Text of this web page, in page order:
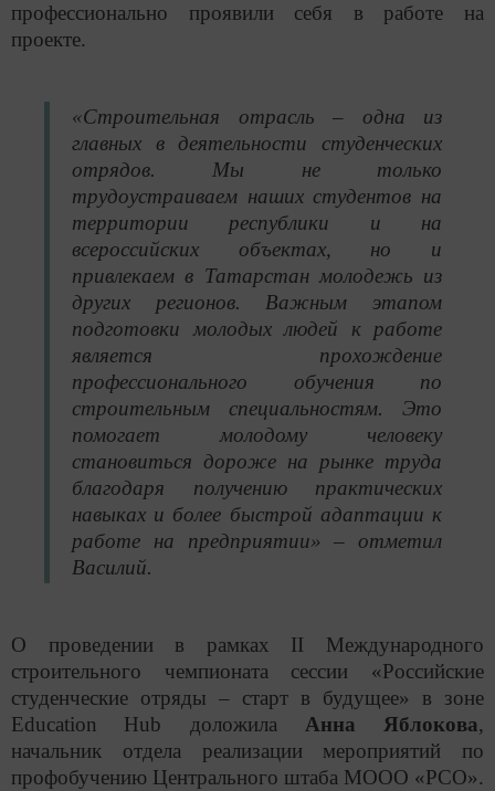
профессионально проявили себя в работе на
проекте.
«Строительная отрасль – одна из
главных в деятельности студенческих
отрядов. Мы не только
трудоустраиваем наших студентов на
территории республики и на
всероссийских объектах, но и
привлекаем в Татарстан молодежь из
других регионов. Важным этапом
подготовки молодых людей к работе
является прохождение
профессионального обучения по
строительным специальностям. Это
помогает молодому человеку
становиться дороже на рынке труда
благодаря получению практических
навыках и более быстрой адаптации к
работе на предприятии» – отметил
Василий.
О проведении в рамках II Международного
строительного чемпионата сессии «Российские
студенческие отряды – старт в будущее» в зоне
Education
Hub доложила Анна Яблокова,
начальник отдела реализации мероприятий по
профобучению Центрального штаба МООО «РСО».